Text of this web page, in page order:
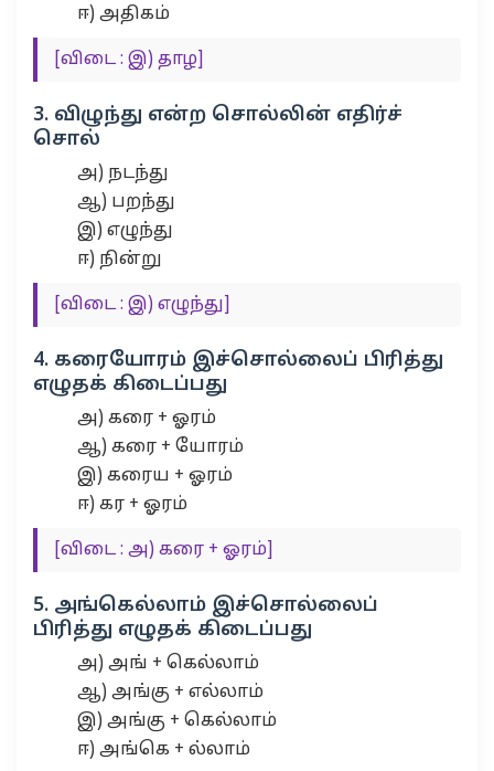
ஈ) அதிகம்
[விடை : இ) தாழ]
3. விழுந்து என்ற சொல்லின் எதிர்ச்
சொல்
அ) நடந்து
ஆ) பறந்து
இ) எழுந்து
ஈ) நின்று
[விடை : இ) எழுந்து]
4. கரையோரம் இச்சொல்லைப் பிரித்து
எழுதக் கிடைப்பது
அ) கரை + ஓரம்
ஆ) கரை + யோரம்
இ) கரைய + ஓரம்
ஈ) கர + ஓரம்
[விடை : அ) கரை + ஓரம்]
5. அங்கெல்லாம் இச்சொல்லைப்
பிரித்து எழுதக் கிடைப்பது
அ) அங் + கெல்லாம்
ஆ) அங்கு + எல்லாம்
இ) அங்கு + கெல்லாம்
ஈ) அங்கெ + ல்லாம்